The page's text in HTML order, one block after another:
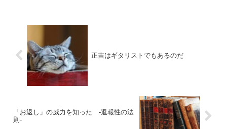
正吉はギタリストでもあるのだ
「お返し」の威力を知った -返報性の法
則-